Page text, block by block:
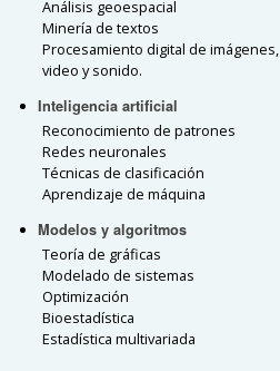
Análisis geoespacial
Minería de textos
Procesamiento digital de imágenes,
video y sonido.
Inteligencia artificial
Reconocimiento de patrones
Redes neuronales
Técnicas de clasificación
Aprendizaje de máquina
Modelos y algoritmos
Teoría de gráficas
Modelado de sistemas
Optimización
Bioestadística
Estadística multivariada